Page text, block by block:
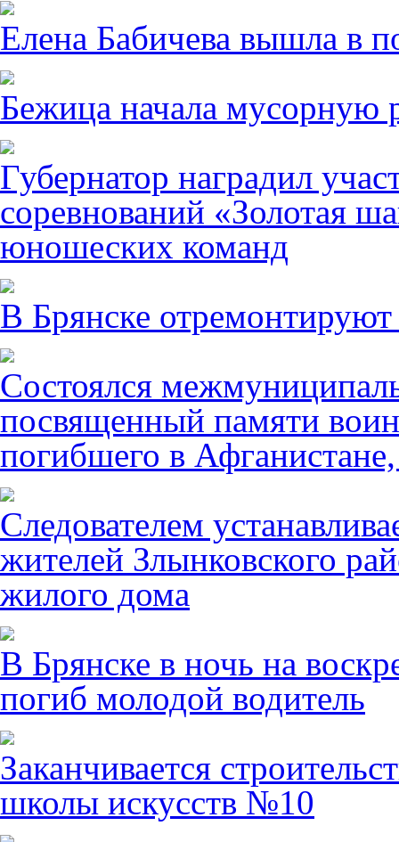
Елена Бабичева вышла в
Бежица начала мусорную
Губернатор наградил
соревнований «Золотая
юношеских команд
В Брянске
Состоялся
посвященный памяти
погибшего в
Следователем
жителей Злынковского
жилого дома
В Брянске в ночь на
погиб молодой водитель
Заканчивается
школы искусств №10